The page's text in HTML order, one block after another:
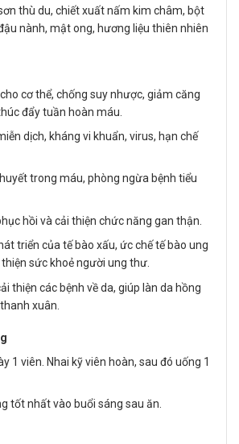
thù du, chiết xuất nấm kim châm, bột
nành, mật ong, hương liệu thiên nhiên
cơ thể, chống suy nhược, giảm căng
đẩy tuần hoàn máu.
dịch, kháng vi khuẩn, virus, hạn chế
trong máu, phòng ngừa bệnh tiểu
hồi và cải thiện chức năng gan thận.
triển của tế bào xấu, ức chế tế bào ung
sức khoẻ người ung thư.
thiện các bệnh về da, giúp làn da hồng
xuân.
1 viên. Nhai kỹ viên hoàn, sau đó uống 1
tốt nhất vào buổi sáng sau ăn.